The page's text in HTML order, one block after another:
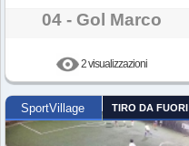
04 - Gol Marco
2 visualizzazioni
SportVillage TIRO DA FUORI